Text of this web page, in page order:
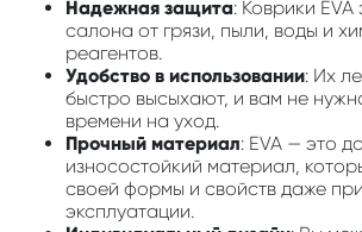
Надежная защита: Коврики
салона от грязи, пыли, воды и
реагентов.
Удобство в использовании: Их
быстро высыхают, и вам не
времени на уход.
Прочный материал: EVA — это
износостойкий материал,
своей формы и свойств даже
эксплуатации.